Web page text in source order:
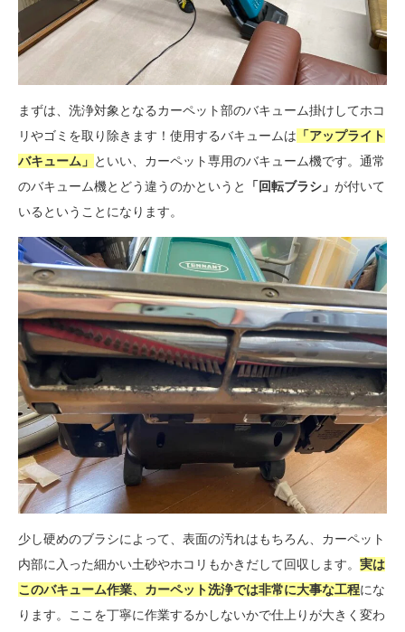
まずは、洗浄対象となるカーペット部のバキューム掛けしてホコ
リやゴミを取り除きます！使用するバキュームは 「アップライト
バキューム」 といい、カーペット専用のバキューム機です。通常
のバキューム機とどう違うのかというと
「回転ブラシ」 が付いて
いるということになります。
少し硬めのブラシによって、表面の汚れはもちろん、カーペット
内部に入った細かい土砂やホコリもかきだして回収します。 実は
このバキューム作業、カーペット洗浄では非常に大事な工程にな
ります。ここを丁寧に作業するかしないかで仕上りが大きく変わ